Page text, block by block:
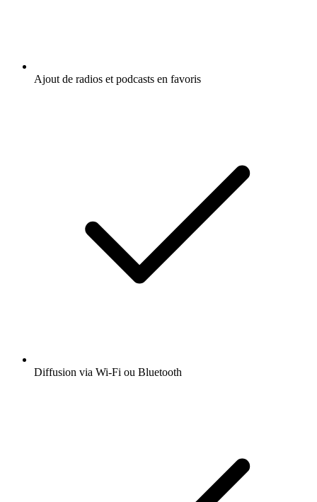
Ajout de radios et podcasts en favoris
Diffusion via Wi-Fi ou Bluetooth